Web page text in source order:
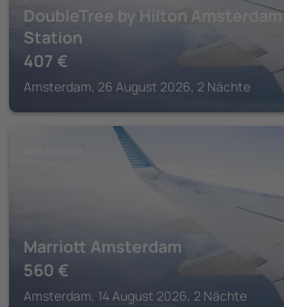
DoubleTree by Hilton
Station
407 €
Amsterdam, 26 August 2026, 2 Nächte
Marriott Amsterdam
560 €
Amsterdam, 14 August 2026, 2 Nächte